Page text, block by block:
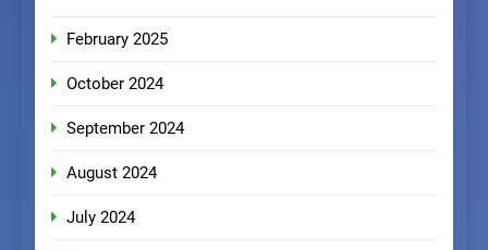
February 2025
October 2024
September 2024
August 2024
July 2024